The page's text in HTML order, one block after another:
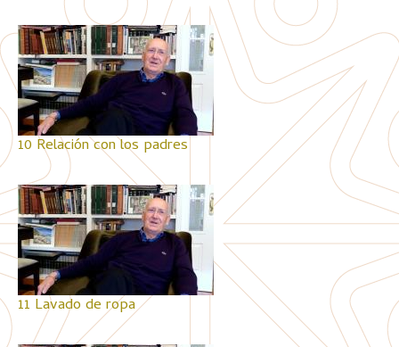
10 Relación con los padres
11 Lavado de ropa